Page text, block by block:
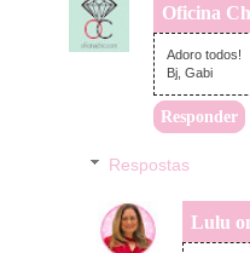
Oficina
Adoro todos!
Bj, Gabi
Responder
Respostas
Lulu